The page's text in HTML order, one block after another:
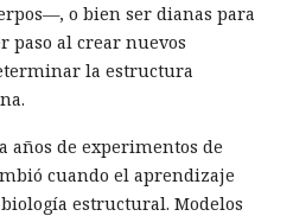
o bien ser dianas para
paso al crear nuevos
la estructura
años de experimentos de
cuando el aprendizaje
estructural. Modelos